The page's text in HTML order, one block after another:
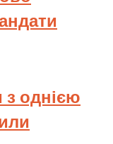
з однією